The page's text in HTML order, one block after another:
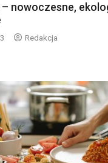
– nowoczesne,
Redakcja